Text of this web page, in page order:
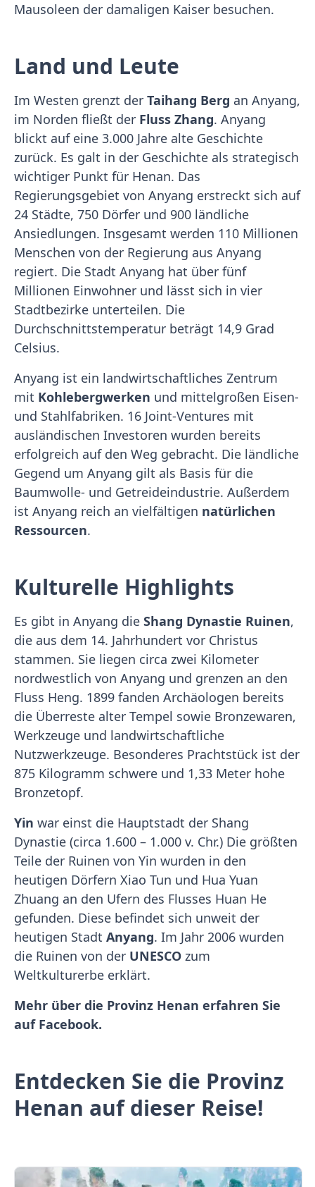
Mausoleen der damaligen Kaiser besuchen.
Land und Leute
Im Westen grenzt der Taihang Berg an Anyang,
im Norden fließt der Fluss Zhang. Anyang
blickt auf eine 3.000 Jahre alte Geschichte
zurück. Es galt in der Geschichte als strategisch
wichtiger Punkt für Henan. Das
Regierungsgebiet von Anyang erstreckt sich auf
24 Städte, 750 Dörfer und 900 ländliche
Ansiedlungen. Insgesamt werden 110 Millionen
Menschen von der Regierung aus Anyang
regiert. Die Stadt Anyang hat über fünf
Millionen Einwohner und lässt sich in vier
Stadtbezirke unterteilen. Die
Durchschnittstemperatur beträgt 14,9 Grad
Celsius.
Anyang ist ein landwirtschaftliches Zentrum
mit Kohlebergwerken und mittelgroßen Eisen-
und Stahlfabriken. 16 Joint-Ventures mit
ausländischen Investoren wurden bereits
erfolgreich auf den Weg gebracht. Die ländliche
Gegend um Anyang gilt als Basis für die
Baumwolle- und Getreideindustrie. Außerdem
ist Anyang reich an vielfältigen natürlichen
Ressourcen.
Kulturelle Highlights
Es gibt in Anyang die Shang Dynastie Ruinen,
die aus dem 14. Jahrhundert vor Christus
stammen. Sie liegen circa zwei Kilometer
nordwestlich von Anyang und grenzen an den
Fluss Heng. 1899 fanden Archäologen bereits
die Überreste alter Tempel sowie Bronzewaren,
Werkzeuge und landwirtschaftliche
Nutzwerkzeuge. Besonderes Prachtstück ist der
875 Kilogramm schwere und 1,33 Meter hohe
Bronzetopf.
Yin war einst die Hauptstadt der Shang
Dynastie (circa 1.600 – 1.000 v. Chr.) Die größten
Teile der Ruinen von Yin wurden in den
heutigen Dörfern Xiao Tun und Hua Yuan
Zhuang an den Ufern des Flusses Huan He
gefunden. Diese befindet sich unweit der
heutigen Stadt Anyang. Im Jahr 2006 wurden
die Ruinen von der UNESCO zum
Weltkulturerbe erklärt.
Mehr über die Provinz Henan erfahren Sie
auf Facebook.
Entdecken Sie die Provinz
Henan auf dieser Reise!